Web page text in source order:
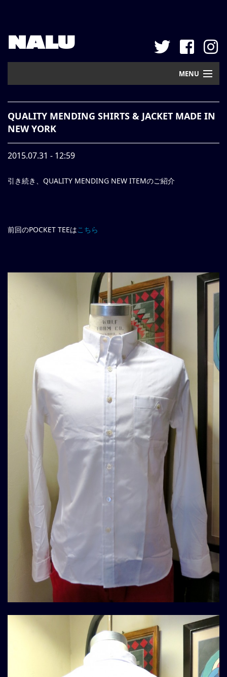
NALU
MENU
New Arrival
Pickup
QUALITY MENDING SHIRTS & JACKET MADE IN
NEW YORK
2015.07.31 - 12:59
引き続き、QUALITY MENDING NEW ITEMのご紹介
前回のPOCKET TEEはこちら